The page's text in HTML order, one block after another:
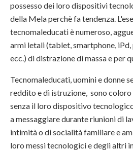
possesso dei loro dispositivi
della Mela perchè fa tendenza.
tecnomaleducati è numeroso,
armi letali (tablet, smartphone,
ecc.) di distrazione di massa e per
Tecnomaleducati, uomini e donne
reddito e di istruzione, sono
senza il loro dispositivo
a messaggiare durante riunioni di
intimità o di socialità familiare e
loro messi tecnologici e degli altri